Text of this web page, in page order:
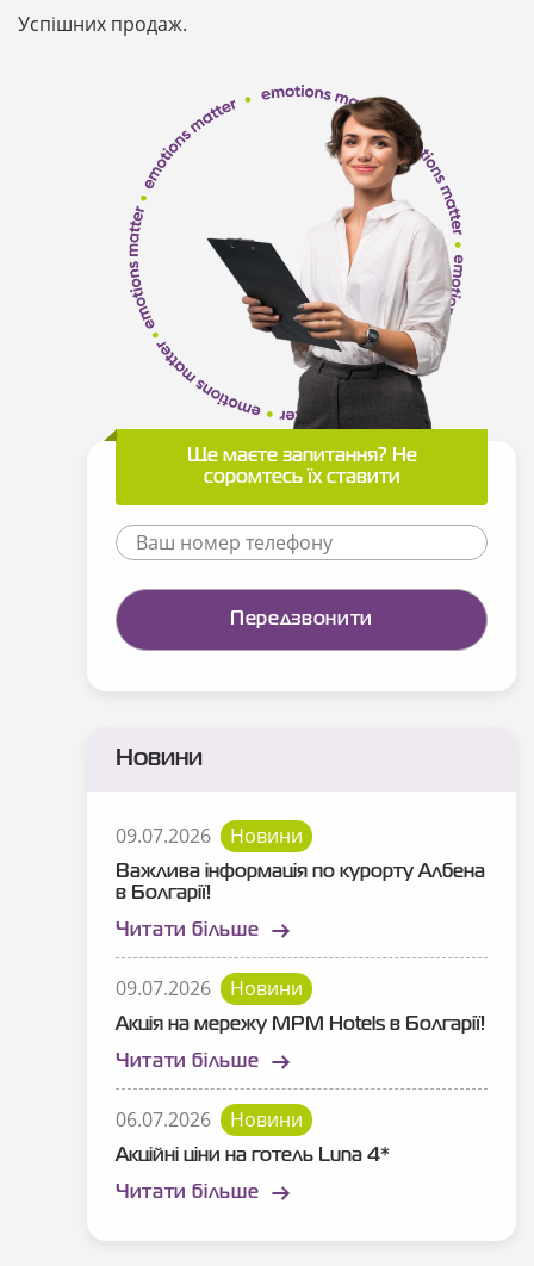
Успішних продаж.
Ще маєте запитання? Не
соромтесь їх ставити
Новини
09.07.2026 Новини
Важлива інформація по курорту Албена
в Болгарії!
Читати більше
09.07.2026 Новини
Акція на мережу MPM Hotels в Болгарії!
Читати більше
06.07.2026 Новини
Акційні ціни на готель Luna 4*
Читати більше